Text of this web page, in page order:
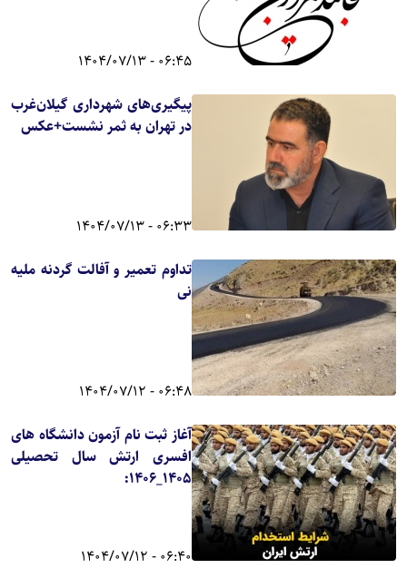
06:45 - 1404/07/13
پیگیری‌های شهرداری گیلان‌غرب
در تهران به ثمر نشست+عکس
06:33 - 1404/07/13
تداوم تعمیر و آفالت گردنه ملیه
نی
06:48 - 1404/07/12
آغاز ثبت نام آزمون دانشگاه های
افسری ارتش سال تحصیلی
۱۴۰۵_۱۴۰۶:
06:40 - 1404/07/12